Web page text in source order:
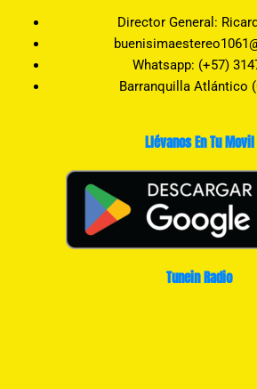
Director General:
Whatsapp: (+57)
Barranquilla Atlántico
Llévanos En Tu Movil
Tunein Radio